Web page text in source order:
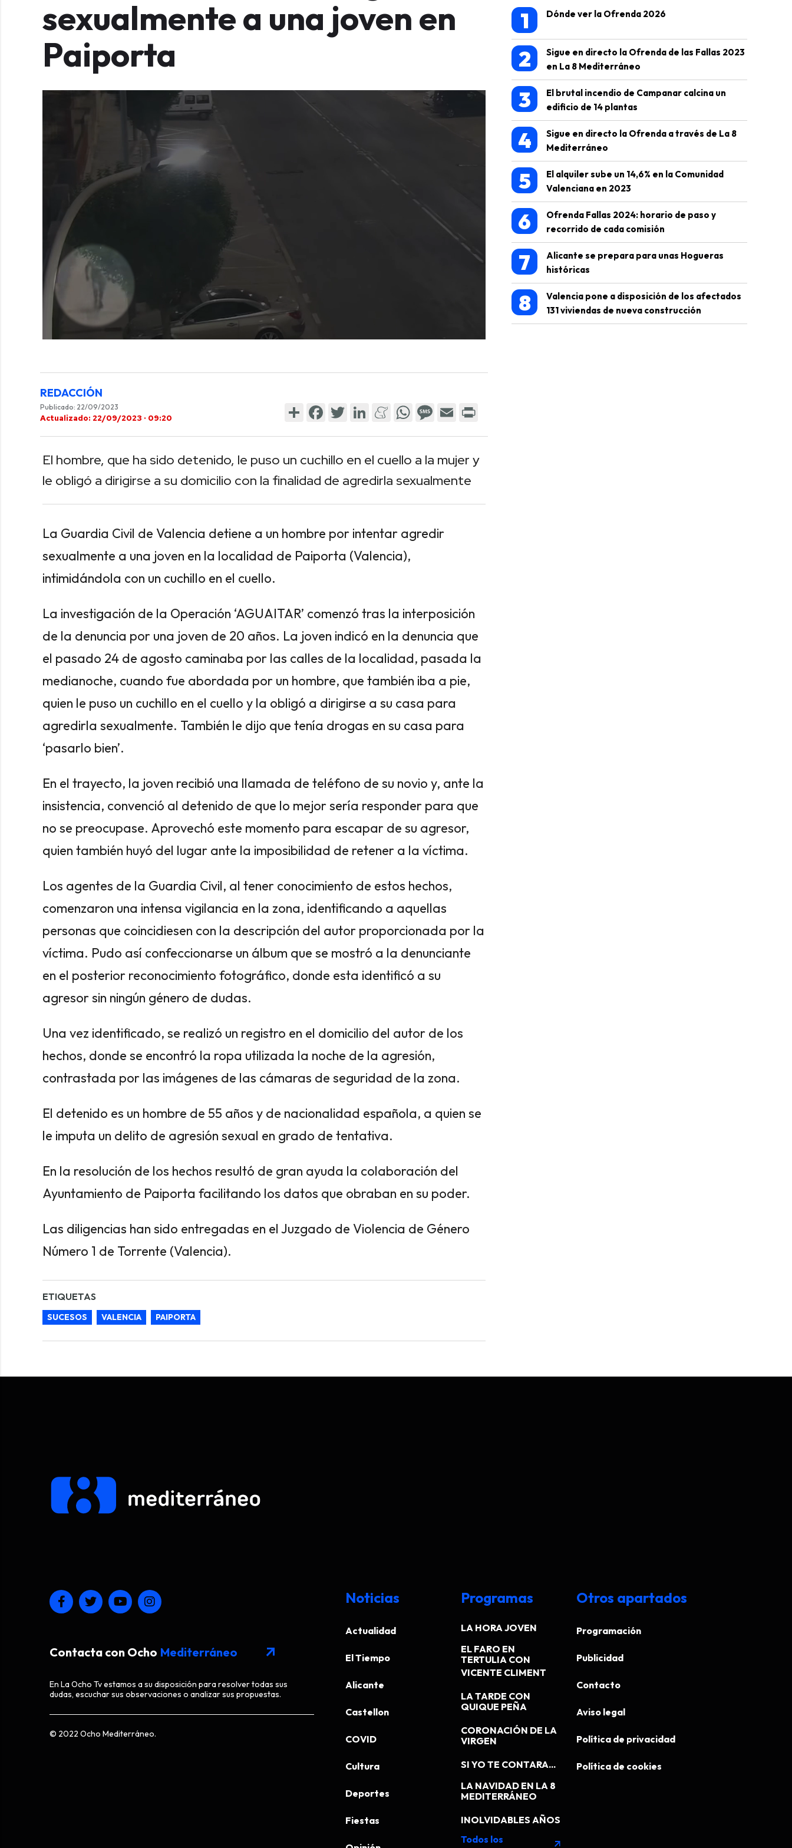
sexualmente a una joven en
Paiporta
0
secondsVolume
REDACCIÓN
Publicado: 22/09/2023
Actualizado: 22/09/2023 · 09:20
ShareFacebook
TwitterLinkedInMeneame
WhatsApp
Message
Email
El hombre, que ha sido detenido, le puso un cuchillo en el cuello a la mujer y
le obligó a dirigirse a su domicilio con la finalidad de agredirla sexualmente
La Guardia Civil de Valencia detiene a un hombre por intentar agredir
sexualmente a una joven en la localidad de Paiporta (Valencia),
intimidándola con un cuchillo en el cuello.
La investigación de la Operación ‘AGUAITAR’ comenzó tras la interposición
de la denuncia por una joven de 20 años. La joven indicó en la denuncia que
el pasado 24 de agosto caminaba por las calles de la localidad, pasada la
medianoche, cuando fue abordada por un hombre, que también iba a pie,
quien le puso un cuchillo en el cuello y la obligó a dirigirse a su casa para
agredirla sexualmente. También le dijo que tenía drogas en su casa para
‘pasarlo bien’.
En el trayecto, la joven recibió una llamada de teléfono de su novio y, ante la
insistencia, convenció al detenido de que lo mejor sería responder para que
no se preocupase. Aprovechó este momento para escapar de su agresor,
quien también huyó del lugar ante la imposibilidad de retener a la víctima.
Los agentes de la Guardia Civil, al tener conocimiento de estos hechos,
comenzaron una intensa vigilancia en la zona, identificando a aquellas
personas que coincidiesen con la descripción del autor proporcionada por la
víctima. Pudo así confeccionarse un álbum que se mostró a la denunciante
en el posterior reconocimiento fotográfico, donde esta identificó a su
agresor sin ningún género de dudas.
Una vez identificado, se realizó un registro en el domicilio del autor de los
hechos, donde se encontró la ropa utilizada la noche de la agresión,
contrastada por las imágenes de las cámaras de seguridad de la zona.
El detenido es un hombre de 55 años y de nacionalidad española, a quien se
le imputa un delito de agresión sexual en grado de tentativa.
En la resolución de los hechos resultó de gran ayuda la colaboración del
Ayuntamiento de Paiporta facilitando los datos que obraban en su poder.
Las diligencias han sido entregadas en el Juzgado de Violencia de Género
Número 1 de Torrente (Valencia).
ETIQUETAS
SUCESOS VALENCIA PAIPORTA
1 Dónde ver la Ofrenda 2026
2
Sigue en directo la Ofrenda de las Fallas 2023
en La 8 Mediterráneo
3
El brutal incendio de Campanar calcina un
edificio de 14 plantas
4
Sigue en directo la Ofrenda a través de La 8
Mediterráneo
5
El alquiler sube un 14,6% en la Comunidad
Valenciana en 2023
6
Ofrenda Fallas 2024: horario de paso y
recorrido de cada comisión
7
Alicante se prepara para unas Hogueras
históricas
8
Valencia pone a disposición de los afectados
131 viviendas de nueva construcción
Contacta con Ocho Mediterráneo arrow_outward
En La Ocho Tv estamos a su disposición para resolver todas sus
dudas, escuchar sus observaciones o analizar sus propuestas.
© 2022 Ocho Mediterráneo.
Noticias
Actualidad
El Tiempo
Alicante
Castellon
COVID
Cultura
Deportes
Fiestas
Programas
LA HORA JOVEN
EL FARO EN
TERTULIA CON
VICENTE CLIMENT
LA TARDE CON
QUIQUE PEÑA
CORONACIÓN DE LA
VIRGEN
SI YO TE CONTARA...
LA NAVIDAD EN LA 8
MEDITERRÁNEO
INOLVIDABLES AÑOS
Todos los
arrow_outward
Otros apartados
Programación
Publicidad
Contacto
Aviso legal
Política de privacidad
Política de cookies